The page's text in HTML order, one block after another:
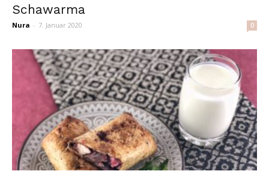
Schawarma
Nura - 7. Januar 2020 0